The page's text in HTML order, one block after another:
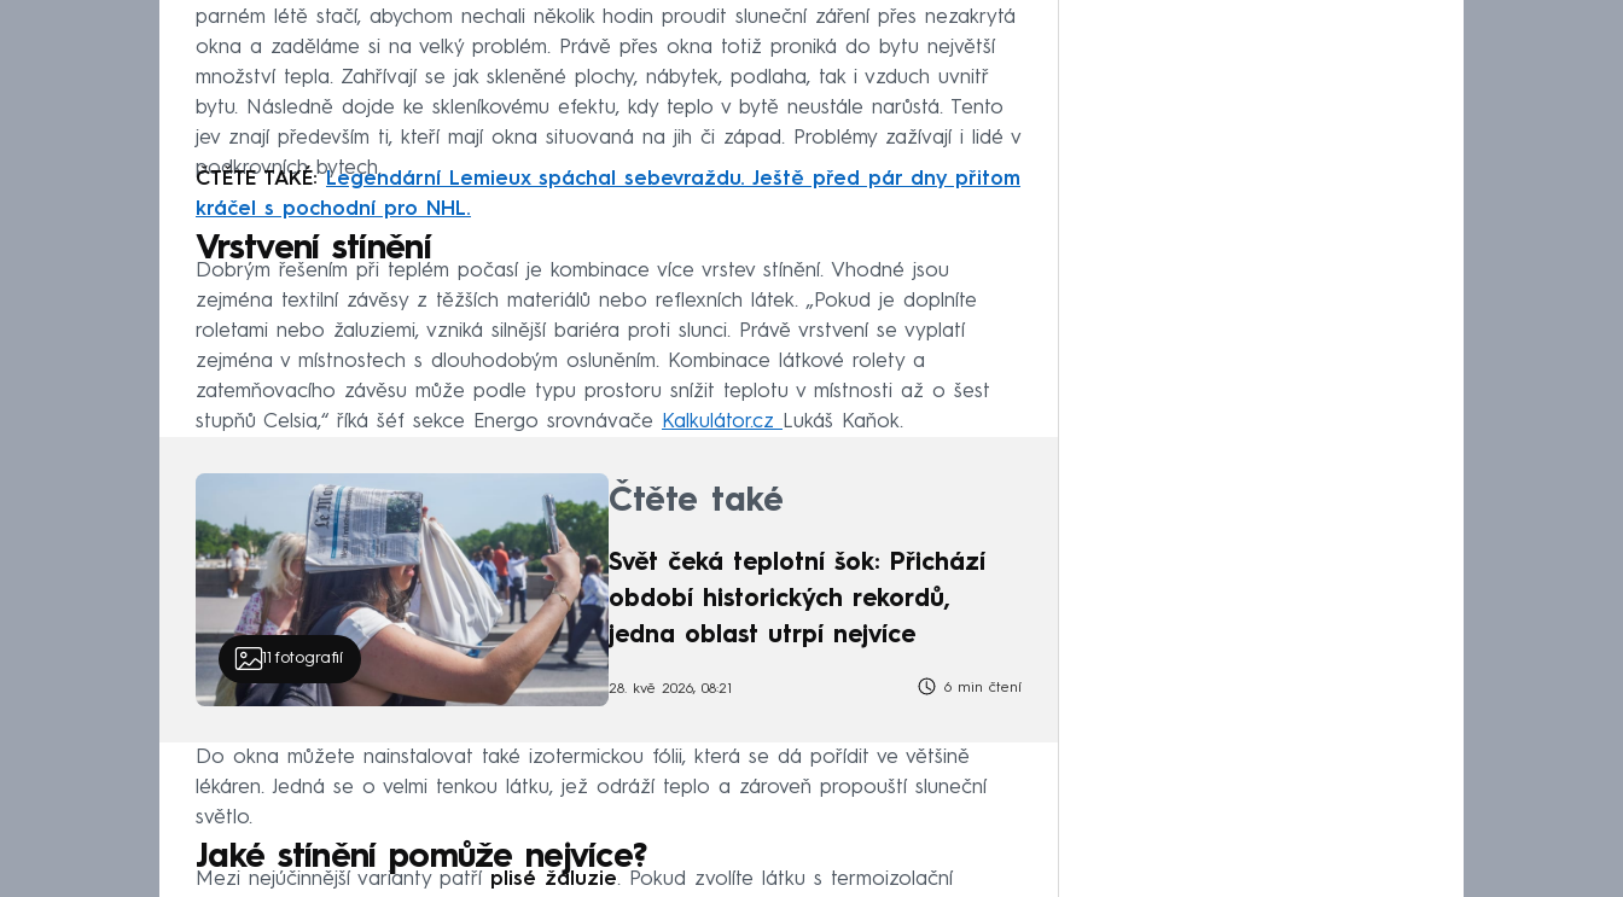
parném létě stačí, abychom nechali několik hodin proudit sluneční záření přes nezakrytá
okna a zaděláme si na velký problém. Právě přes okna totiž proniká do bytu největší
množství tepla. Zahřívají se jak skleněné plochy, nábytek, podlaha, tak i vzduch uvnitř
bytu. Následně dojde ke skleníkovému efektu, kdy teplo v bytě neustále narůstá. Tento
jev znají především ti, kteří mají okna situovaná na jih či západ. Problémy zažívají i lidé v
podkrovních bytech.
ČTĚTE TAKÉ:Legendární Lemieux spáchal sebevraždu. Ještě před pár dny přitom
kráčel s pochodní pro NHL.
Vrstvení stínění
Dobrým řešením při teplém počasí je kombinace více vrstev stínění. Vhodné jsou
zejména textilní závěsy z těžších materiálů nebo reflexních látek. „Pokud je doplníte
roletami nebo žaluziemi, vzniká silnější bariéra proti slunci. Právě vrstvení se vyplatí
zejména v místnostech s dlouhodobým osluněním. Kombinace látkové rolety a
zatemňovacího závěsu může podle typu prostoru snížit teplotu v místnosti až o šest
stupňů Celsia,“ říká šéf sekce Energo srovnávače
Kalkulátor.cz Lukáš Kaňok.
11 fotografií
Čtěte také
Svět čeká teplotní šok: Přichází
období historických rekordů,
jedna oblast utrpí nejvíce
28. kvě 2026, 08:21 6 min čtení
Do okna můžete nainstalovat také izotermickou fólii, která se dá pořídit ve většině
lékáren. Jedná se o velmi tenkou látku, jež odráží teplo a zároveň propouští sluneční
světlo.
Jaké stínění pomůže nejvíce?
Mezi nejúčinnější varianty patří plisé žaluzie. Pokud zvolíte látku s termoizolační